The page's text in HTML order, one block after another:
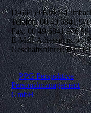
D-66459 Kirkel-
Telefon: 00 49 6841
Fax: 00 49 6841 976 99
E-Mail-Adresse:
Geschäftsführer: Ralf
PPG Perspektive
Personalmanagement
GmbH